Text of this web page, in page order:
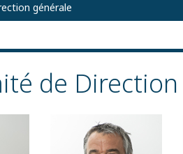
générale
de